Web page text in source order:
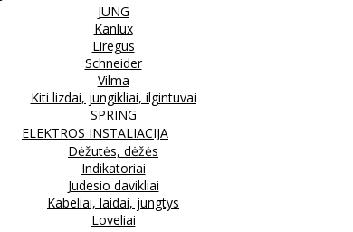
JUNG
Kanlux
Liregus
Schneider
Vilma
Kiti lizdai, jungikliai, ilgintuvai
SPRING
ELEKTROS INSTALIACIJA
Dėžutės, dėžės
Indikatoriai
Judesio davikliai
Kabeliai, laidai, jungtys
Loveliai